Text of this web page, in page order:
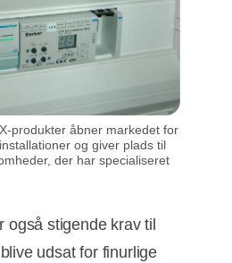
produkter åbner markedet for
og giver plads til
der har specialiseret
også stigende krav til
udsat for finurlige